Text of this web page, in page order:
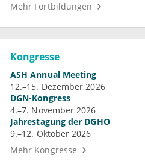
Mehr Fortbildungen
Kongresse
ASH Annual Meeting
12.–15. Dezember 2026
DGN-Kongress
4.–7. November 2026
Jahrestagung der DGHO
9.–12. Oktober 2026
Mehr Kongresse